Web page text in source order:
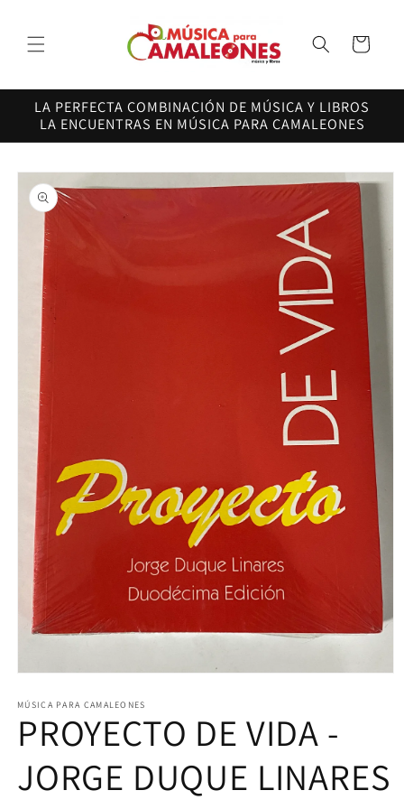
al contenido
Carrito
LA PERFECTA COMBINACIÓN DE MÚSICA Y LIBROS
LA ENCUENTRAS EN MÚSICA PARA CAMALEONES
directamente
a la
información
del producto
multimedia
1
en
una
modal
MÚSICA PARA CAMALEONES
PROYECTO DE VIDA -
JORGE DUQUE LINARES